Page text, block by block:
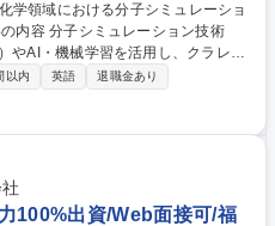
やAI・機械学習を活用し、クラレグ
の推定、機構解明、大学・研究機関
ヒアリング (2)検討プラン策定・提
告等の実務を段階的に担当いただき
ョン業務もあります。 《やりが
結する手応えを得られます。多様
の専門人材と議論しながら自らの
以内 英語
退職金あり
100%出資/Web面接可/福